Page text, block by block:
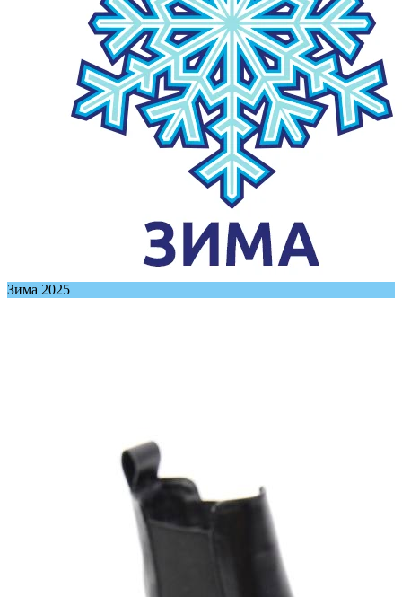
Зима 2025